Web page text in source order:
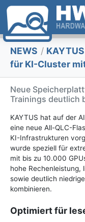
NEWS /
für KI-Cluster
Neue
Trainings deutlich
KAYTUS hat auf der
eine neue All-QLC-
KI-Infrastrukturen
wurde speziell für
mit bis zu 10.000
hohe Rechenleistung,
sowie deutlich
kombinieren.
Optimiert für